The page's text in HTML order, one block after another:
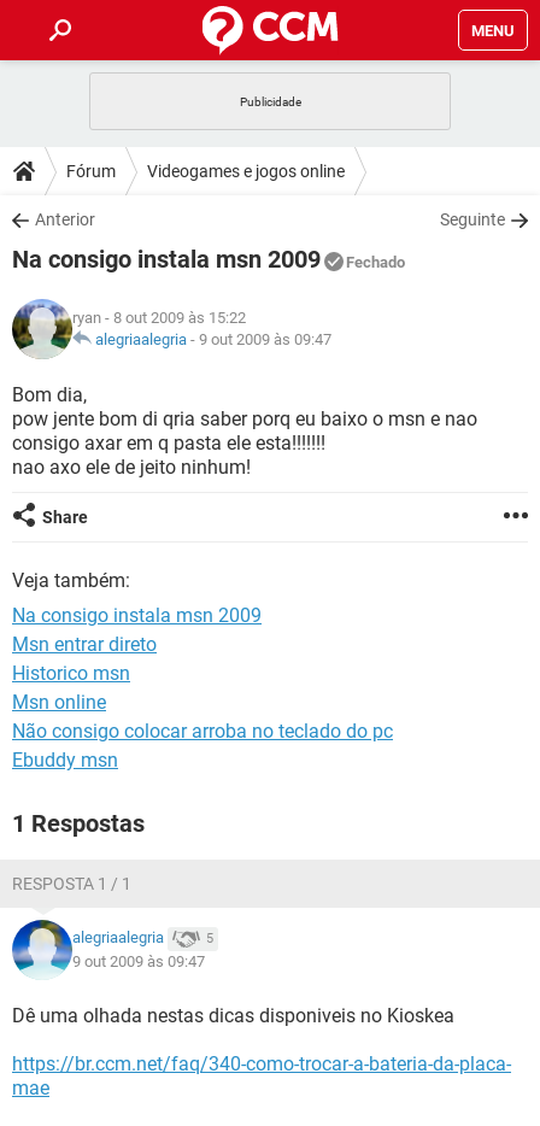
MENU
CELULAR FACEBOOK
OUTLOOK
INSTAGRAM GMAIL
GUIA DE COMPRAS
DICAS
JOGOS WHATSAPP
INSTAGRAM
GUIA DE COMPRAS
DOWNLOADS
JOGOS WHATSAPP
CELULAR
OUTLOOK EXCEL
INSTAGRAM
GUIA DE COMPRAS
JOGOS
CELULAR
OUTLOOK
INSTAGRAM GMAIL
GLOSSÁRIO
JOGOS
CELULAR FACEBOOK
OUTLOOK
INSTAGRAM
Fórum Videogames e jogos online
Anterior Seguinte
Na consigo instala msn 2009 Fechado
ryan - 8 out 2009 às 15:22
alegriaalegria - 9 out 2009 às 09:47
Bom dia,
pow jente bom di qria saber porq eu baixo o msn e nao
consigo axar em q pasta ele esta!!!!!!!
nao axo ele de jeito ninhum!
Share
Veja também:
Na consigo instala msn 2009
Msn entrar direto
Historico msn
Msn online
Não consigo colocar arroba no teclado do pc
Ebuddy msn
1 Respostas
RESPOSTA 1 / 1
alegriaalegria 5
9 out 2009 às 09:47
Dê uma olhada nestas dicas disponiveis no Kioskea
https://br.ccm.net/faq/340-como-trocar-a-bateria-da-placa-
mae